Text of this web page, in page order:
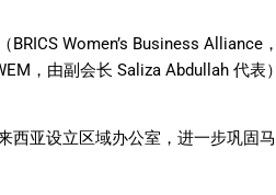
BRICS Women’s Business Alliance
，由副会长 Saliza Abdullah 代表
西亚设立区域办公室，进一步巩固